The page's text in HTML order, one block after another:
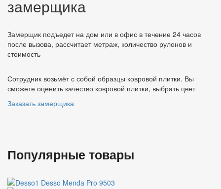
замерщика
Замерщик подъедет на дом или в офис в течение 24 часов
после вызова, рассчитает метраж, количество рулонов и
стоимость
Сотрудник возьмёт с собой образцы ковровой плитки. Вы
сможете оценить качество ковровой плитки, выбрать цвет
Заказать замерщика
Популярные товары